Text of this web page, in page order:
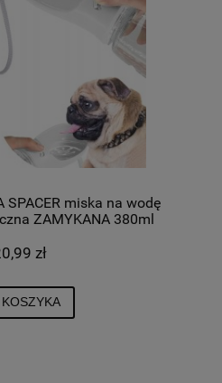
SPACER miska na wodę
ZAMYKANA 380ml
zł
KOSZYKA